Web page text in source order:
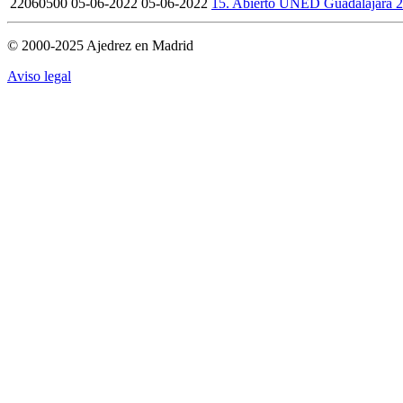
22060500 05-06-2022 05-06-2022 15. Abierto UNED Guadalajara
© 2000-2025 Ajedrez en Madrid
Aviso legal